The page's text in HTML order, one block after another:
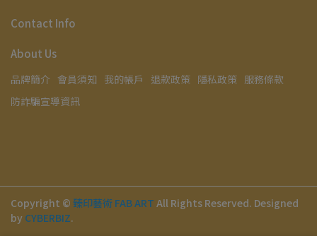
Contact Info
About Us
品牌簡介 會員須知 我的帳戶 退款政策 隱私政策 服務條款
防詐騙宣導資訊
Copyright © 臻印藝術 FAB ART All Rights Reserved. Designed
by CYBERBIZ.